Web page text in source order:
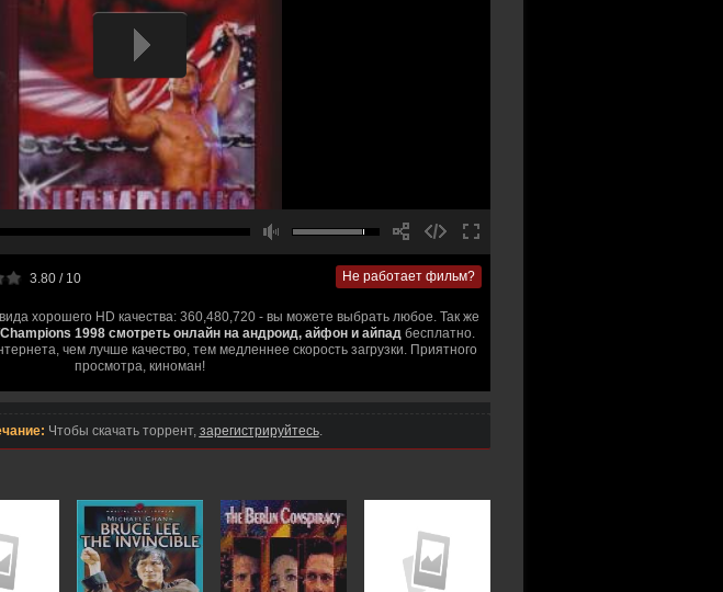
3.80 / 10 Не работает фильм?
хорошего HD качества: 360,480,720 - вы можете выбрать любое. Так же
1998 смотреть онлайн на андроид, айфон и айпад бесплатно.
чем лучше качество, тем медленнее скорость загрузки. Приятного
просмотра, киноман!
Чтобы скачать торрент, зарегистрируйтесь.